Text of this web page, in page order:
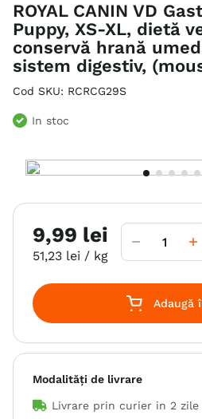
3. hrana uscata pisici
4. recompense
8.
recompense caini
ROYAL CANIN VD
Puppy, XS-XL, dietă
conservă hrană
sistem digestiv,
Cod SKU: RCRCG29S
In stoc
9,99 lei
51,23 lei / kg
Adaugă
Modalități de livrare
Livrare prin curier in 2